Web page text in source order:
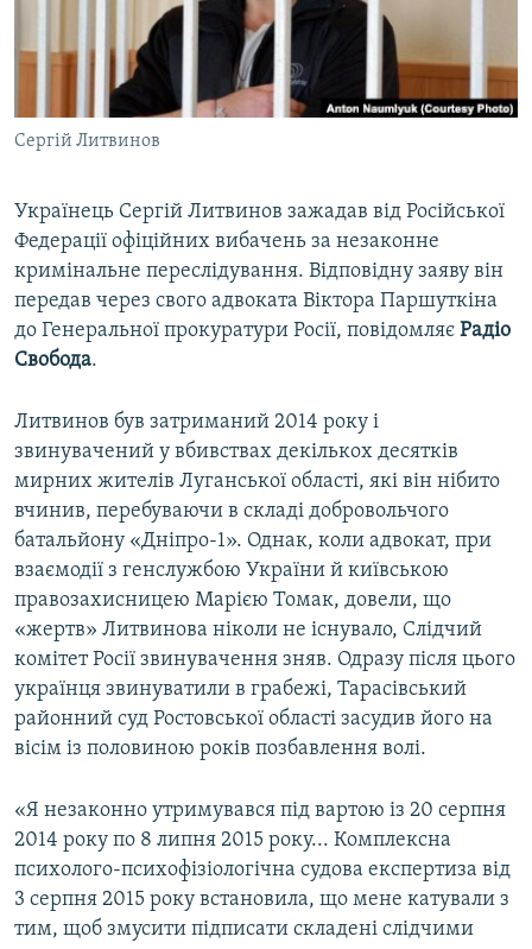
ВІДЕОУРОКИ «ELIFBE»
СВІДЧЕННЯ ОКУПАЦІЇ
УКРАЇНСЬКА ПРОБЛЕМА КРИМУ
ІНФОГРАФІКА
Qırımtatar
ДОЛУЧАЙСЯ!
Усі сайти RFE/RL
Сергій Литвинов
Українець Сергій Литвинов зажадав від Російської
Федерації офіційних вибачень за незаконне
кримінальне переслідування. Відповідну заяву він
передав через свого адвоката Віктора Паршуткіна
до Генеральної прокуратури Росії, повідомляє Радіо
Свобода.
Литвинов був затриманий 2014 року і
звинувачений у вбивствах декількох десятків
мирних жителів Луганської області, які він нібито
вчинив, перебуваючи в складі добровольчого
батальйону «Дніпро-1». Однак, коли адвокат, при
взаємодії з генслужбою України й київською
правозахисницею Марією Томак, довели, що
«жертв» Литвинова ніколи не існувало, Слідчий
комітет Росії звинувачення зняв. Одразу після цього
українця звинуватили в грабежі, Тарасівський
районний суд Ростовської області засудив його на
вісім із половиною років позбавлення волі.
«Я незаконно утримувався під вартою із 20 серпня
2014 року по 8 липня 2015 року... Комплексна
психолого-психофізіологічна судова експертиза від
3 серпня 2015 року встановила, що мене катували з
тим, щоб змусити підписати складені слідчими